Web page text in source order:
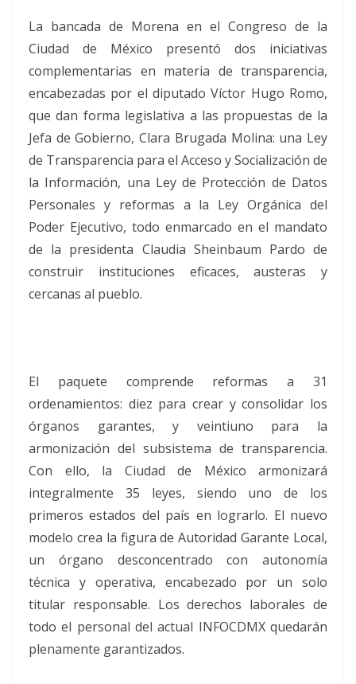
La bancada de Morena en el Congreso de la
Ciudad de México presentó dos iniciativas
complementarias en materia de transparencia,
encabezadas por el diputado Víctor Hugo Romo,
que dan forma legislativa a las propuestas de la
Jefa de Gobierno, Clara Brugada Molina: una Ley
de Transparencia para el Acceso y Socialización de
la Información, una Ley de Protección de Datos
Personales y reformas a la Ley Orgánica del
Poder Ejecutivo, todo enmarcado en el mandato
de la presidenta Claudia Sheinbaum Pardo de
construir instituciones eficaces, austeras y
cercanas al pueblo.
El paquete comprende reformas a 31
ordenamientos: diez para crear y consolidar los
órganos garantes, y veintiuno para la
armonización del subsistema de transparencia.
Con ello, la Ciudad de México armonizará
integralmente 35 leyes, siendo uno de los
primeros estados del país en lograrlo. El nuevo
modelo crea la figura de Autoridad Garante Local,
un órgano desconcentrado con autonomía
técnica y operativa, encabezado por un solo
titular responsable. Los derechos laborales de
todo el personal del actual INFOCDMX quedarán
plenamente garantizados.